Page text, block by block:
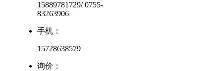
15889781729/ 0755-
83263906
手机：
15728638579
询价：